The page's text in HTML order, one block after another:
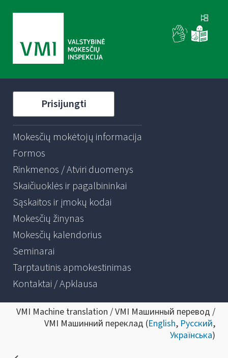
Prisijungti
Mokesčių mokėtojų informacija
Formos
Rinkmenos / Atviri duomenys
Skaičiuoklės ir pagalbininkai
Sąskaitos ir įmokų kodai
Mokesčių žinynas
Mokesčių kalendorius
Seminarai
Tarptautinis apmokestinimas
Kontaktai / Apklausa
VMI Machine translation / VMI Машинный перевод /
VMI Машинний переклад (English, Русский,
Українська)